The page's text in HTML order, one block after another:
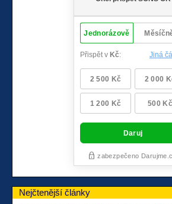
Nejčtenější články